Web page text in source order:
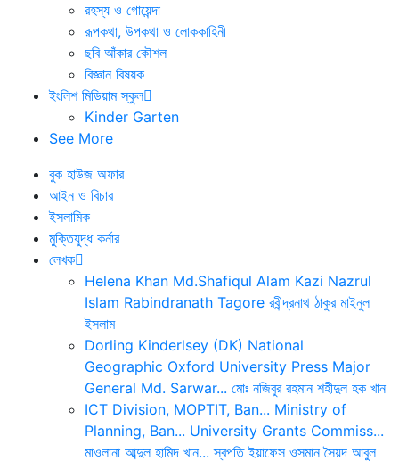
রহস্য ও গোয়েন্দা
রূপকথা, উপকথা ও লোককাহিনী
ছবি আঁকার কৌশল
বিজ্ঞান বিষয়ক
ইংলিশ মিডিয়াম স্কুল
Kinder Garten
See More
বুক হাউজ অফার
আইন ও বিচার
ইসলামিক
মুক্তিযুদ্ধ কর্নার
লেখক
Helena Khan Md.Shafiqul Alam Kazi Nazrul
Islam Rabindranath Tagore রবীন্দ্রনাথ ঠাকুর মাইনুল
ইসলাম
Dorling Kinderlsey (DK) National
Geographic Oxford University Press Major
General Md. Sarwar... মোঃ নজিবুর রহমান শহীদুল হক খান
ICT Division, MOPTIT, Ban... Ministry of
Planning, Ban... University Grants Commiss...
মাওলানা আব্দুল হামিদ খান... স্বপতি ইয়াফেস ওসমান সৈয়দ আবুল